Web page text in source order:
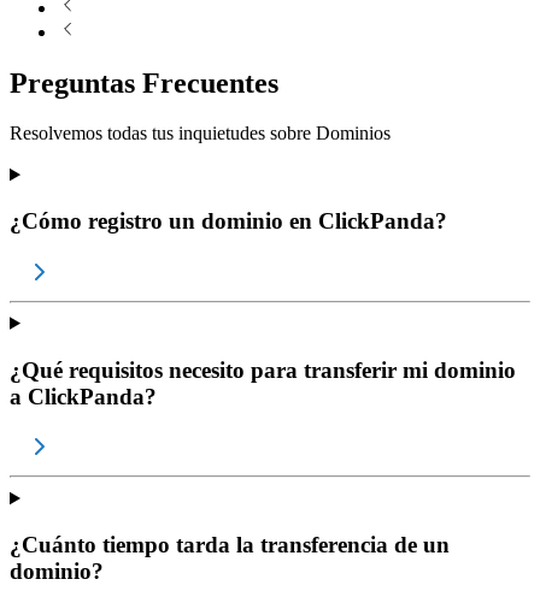
Preguntas Frecuentes
Resolvemos todas tus inquietudes sobre Dominios
¿Cómo registro un dominio en ClickPanda?
¿Qué requisitos necesito para transferir mi dominio
a ClickPanda?
¿Cuánto tiempo tarda la transferencia de un
dominio?